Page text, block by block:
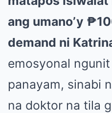
ang umano’y
demand ni
emosyonal
panayam, sinabi
na doktor na tila